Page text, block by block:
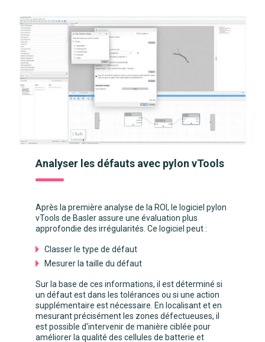
Analyser les défauts avec pylon vTools
Après la première analyse de la ROI, le logiciel pylon
vTools de Basler assure une évaluation plus
approfondie des irrégularités. Ce logiciel peut :
Classer le type de défaut
Mesurer la taille du défaut
Sur la base de ces informations, il est déterminé si
un défaut est dans les tolérances ou si une action
supplémentaire est nécessaire. En localisant et en
mesurant précisément les zones défectueuses, il
est possible d'intervenir de manière ciblée pour
améliorer la qualité des cellules de batterie et